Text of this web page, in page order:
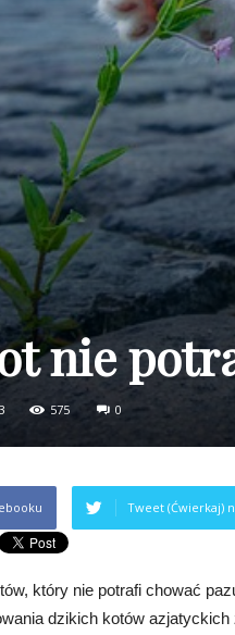
nie
575 0
Tweet (Ćwierkaj)
który nie potrafi chować
dzikich kotów